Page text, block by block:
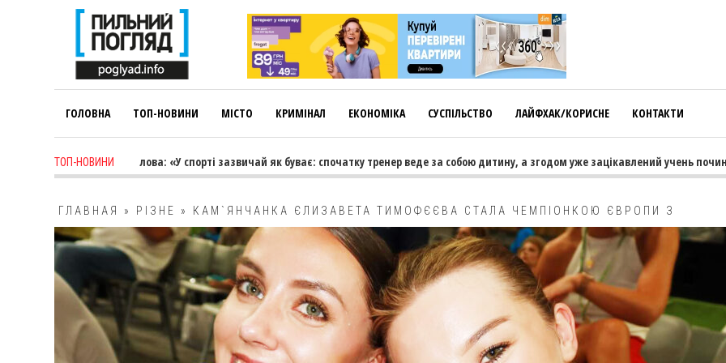
ГОЛОВНА ТОП-НОВИНИ МІСТО КРИМІНАЛ ЕКОНОМІКА СУСПІЛЬСТВО ЛАЙФХАК/КОРИСНЕ КОНТАКТИ
ТОП-НОВИНИ
Лариса Коновалова: «У спорті зазвичай як буває: спочатку тренер веде за собою дитину, а згодом уже зацікавлений учень починає
ГЛАВНАЯ » РІЗНЕ » КАМ`ЯНЧАНКА ЄЛИЗАВЕТА ТИМОФЄЄВА СТАЛА ЧЕМПІОНКОЮ ЄВРОПИ З
ЧЕРЛІДИНГУ